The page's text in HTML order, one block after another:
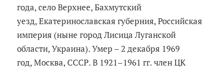
года, село Верхнее, Бахмутский
уезд, Екатеринославская губерния, Российская
империя (ныне город Лисица Луганской
области, Украина). Умер – 2 декабря 1969
год, Москва, СССР. В 1921–1961 гг. член ЦК